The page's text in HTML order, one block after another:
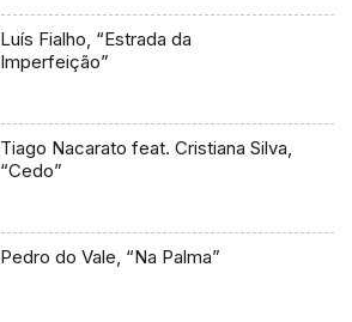
Luís Fialho, “Estrada da
Imperfeição”
Tiago Nacarato feat. Cristiana Silva,
“Cedo”
Pedro do Vale, “Na Palma”